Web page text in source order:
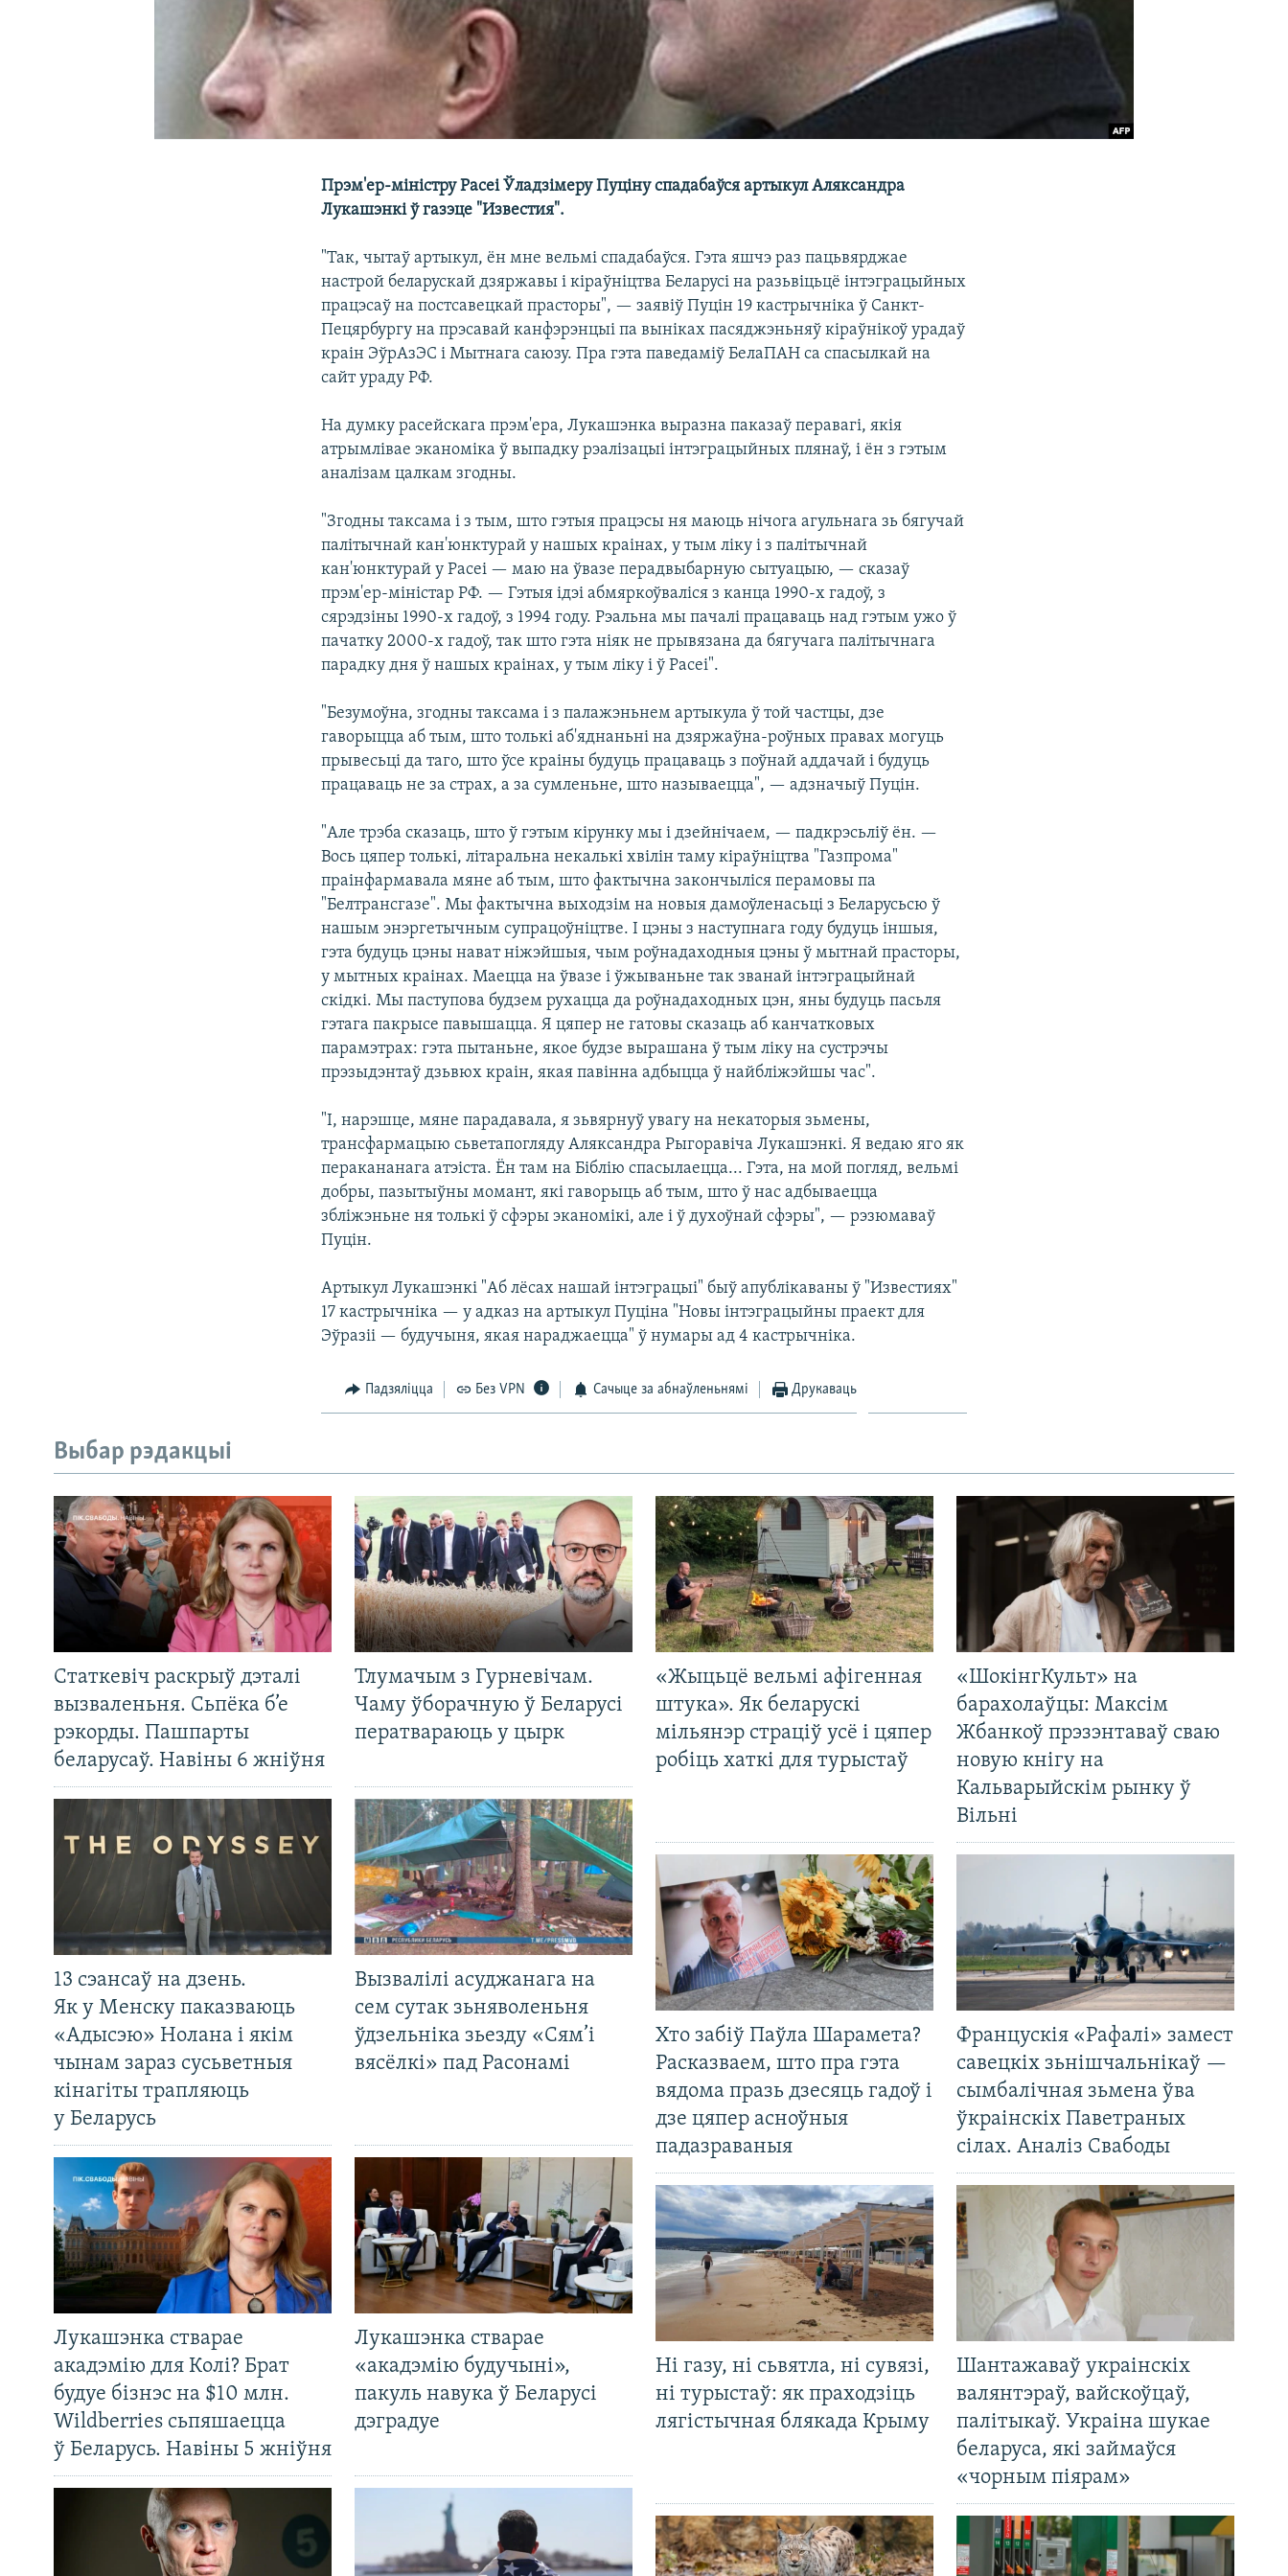
Прэм'ер-міністру Расеі Ўладзімеру Пуціну спадабаўся артыкул Аляксандра
Лукашэнкі ў газэце "Известия".
"Так, чытаў артыкул, ён мне вельмі спадабаўся. Гэта яшчэ раз пацьвярджае
настрой беларускай дзяржавы і кіраўніцтва Беларусі на разьвіцьцё інтэграцыйных
працэсаў на постсавецкай прасторы", — заявіў Пуцін 19 кастрычніка ў Санкт-
Пецярбургу на прэсавай канфэрэнцыі па выніках пасяджэньняў кіраўнікоў урадаў
краін ЭўрАзЭС і Мытнага саюзу. Пра гэта паведаміў БелаПАН са спасылкай на
сайт ураду РФ.
На думку расейскага прэм'ера, Лукашэнка выразна паказаў перавагі, якія
атрымлівае эканоміка ў выпадку рэалізацыі інтэграцыйных плянаў, і ён з гэтым
аналізам цалкам згодны.
"Згодны таксама і з тым, што гэтыя працэсы ня маюць нічога агульнага зь бягучай
палітычнай кан'юнктурай у нашых краінах, у тым ліку і з палітычнай
кан'юнктурай у Расеі — маю на ўвазе перадвыбарную сытуацыю, — сказаў
прэм'ер-міністар РФ. — Гэтыя ідэі абмяркоўваліся з канца 1990-х гадоў, з
сярэдзіны 1990-х гадоў, з 1994 году. Рэальна мы пачалі працаваць над гэтым ужо ў
пачатку 2000-х гадоў, так што гэта ніяк не прывязана да бягучага палітычнага
парадку дня ў нашых краінах, у тым ліку і ў Расеі".
"Безумоўна, згодны таксама і з палажэньнем артыкула ў той частцы, дзе
гаворыцца аб тым, што толькі аб'яднаньні на дзяржаўна-роўных правах могуць
прывесьці да таго, што ўсе краіны будуць працаваць з поўнай аддачай і будуць
працаваць не за страх, а за сумленьне, што называецца", — адзначыў Пуцін.
"Але трэба сказаць, што ў гэтым кірунку мы і дзейнічаем, — падкрэсьліў ён. —
Вось цяпер толькі, літаральна некалькі хвілін таму кіраўніцтва "Газпрома"
праінфармавала мяне аб тым, што фактычна закончыліся перамовы па
"Белтрансгазе". Мы фактычна выходзім на новыя дамоўленасьці з Беларусьсю ў
нашым энэргетычным супрацоўніцтве. І цэны з наступнага году будуць іншыя,
гэта будуць цэны нават ніжэйшыя, чым роўнадаходныя цэны ў мытнай прасторы,
у мытных краінах. Маецца на ўвазе і ўжываньне так званай інтэграцыйнай
скідкі. Мы паступова будзем рухацца да роўнадаходных цэн, яны будуць пасьля
гэтага пакрысе павышацца. Я цяпер не гатовы сказаць аб канчатковых
парамэтрах: гэта пытаньне, якое будзе вырашана ў тым ліку на сустрэчы
прэзыдэнтаў дзьвюх краін, якая павінна адбыцца ў найбліжэйшы час".
"І, нарэшце, мяне парадавала, я зьвярнуў увагу на некаторыя зьмены,
трансфармацыю сьветапогляду Аляксандра Рыгоравіча Лукашэнкі. Я ведаю яго як
перакананага атэіста. Ён там на Біблію спасылаецца... Гэта, на мой погляд, вельмі
добры, пазытыўны момант, які гаворыць аб тым, што ў нас адбываецца
збліжэньне ня толькі ў сфэры эканомікі, але і ў духоўнай сфэры", — рэзюмаваў
Пуцін.
Артыкул Лукашэнкі "Аб лёсах нашай інтэграцыі" быў апублікаваны ў "Известиях"
17 кастрычніка — у адказ на артыкул Пуціна "Новы інтэграцыйны праект для
Эўразіі — будучыня, якая нараджаецца" ў нумары ад 4 кастрычніка.
Падзяліцца Без VPN Сачыце за абнаўленьнямі Друкаваць
Выбар рэдакцыі
Статкевіч раскрыў дэталі
вызваленьня. Сьпёка б’е
рэкорды. Пашпарты
беларусаў. Навіны 6 жніўня
Тлумачым з Гурневічам.
Чаму ўборачную ў Беларусі
ператвараюць у цырк
13 сэансаў на дзень.
Як у Менску паказваюць
«Адысэю» Нолана і якім
чынам зараз сусьветныя
кінагіты трапляюць
у Беларусь
Вызвалілі асуджанага на
сем сутак зьняволеньня
ўдзельніка зьезду «Сям’і
вясёлкі» пад Расонамі
Лукашэнка стварае
акадэмію для Колі? Брат
будуе бізнэс на $10 млн.
Wildberries сьпяшаецца
ў Беларусь. Навіны 5 жніўня
Лукашэнка стварае
«акадэмію будучыні»,
пакуль навука ў Беларусі
дэградуе
«Жыцьцё вельмі афігенная
штука». Як беларускі
мільянэр страціў усё і цяпер
робіць хаткі для турыстаў
«ШокінгКульт» на
барахолаўцы: Максім
Жбанкоў прэзэнтаваў сваю
новую кнігу на
Кальварыйскім рынку ў
Вільні
Хто забіў Паўла Шарамета?
Расказваем, што пра гэта
вядома празь дзесяць гадоў і
дзе цяпер асноўныя
падазраваныя
Францускія «Рафалі» замест
савецкіх зьнішчальнікаў —
сымбалічная зьмена ўва
ўкраінскіх Паветраных
сілах. Аналіз Свабоды
Ні газу, ні сьвятла, ні сувязі,
ні турыстаў: як праходзіць
лягістычная блякада Крыму
Шантажаваў украінскіх
валянтэраў, вайскоўцаў,
палітыкаў. Украіна шукае
беларуса, які займаўся
«чорным піярам»